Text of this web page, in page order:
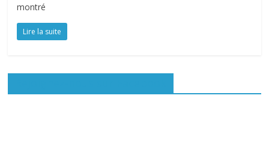
montré
Lire la suite